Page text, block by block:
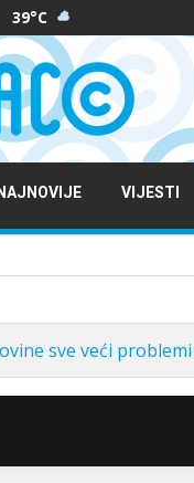
39°C
VIJESTI
sve veći